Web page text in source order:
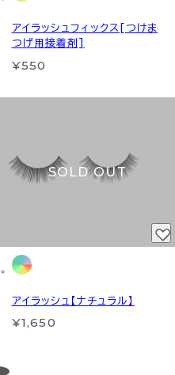
アイラッシュフィックス[つけま
つげ用接着剤]
¥550
SOLD OUT
アイラッシュ【ナチュラル】
¥1,650